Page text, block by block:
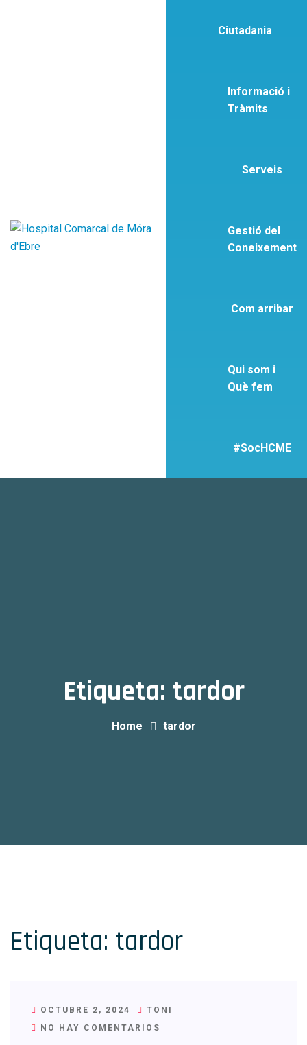
Ciutadania
Informació i
Tràmits
Serveis
Gestió del
Coneixement
Com arribar
Qui som i
Què fem
#SocHCME
Etiqueta: tardor
Home tardor
Etiqueta: tardor
OCTUBRE 2, 2024
TONI
NO HAY COMENTARIOS